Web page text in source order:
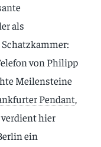
als
von Philipp
Meilensteine
Pendant,
hier
ein